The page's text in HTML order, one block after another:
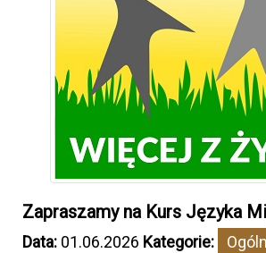
Zapraszamy na Kurs Języka
Data: 01.06.2026 Kategorie: